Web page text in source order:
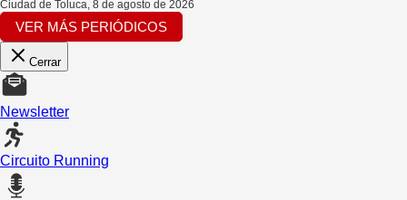
Ciudad de Toluca 8 de agosto de 2026
VER MÁS PERIÓDICOS
Cerrar
Newsletter
Circuito Running